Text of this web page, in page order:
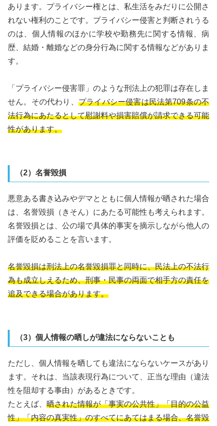
あります。プライバシー権とは、私生活をみだりに公開さ
れない権利のことです。プライバシー侵害と判断されうる
のは、個人情報のほかに学校や勤務先に関する情報、病
歴、結婚・離婚などの身分行為に関する情報などがありま
す。
「プライバシー侵害罪」のような刑法上の犯罪は存在しま
せん。その代わり、 プライバシー侵害は民法第709条の不
法行為にあたるとして慰謝料や損害賠償が請求できる可能
性があります。
（2）名誉毀損
悪意ある書き込みやデマとともに個人情報が晒された場合
は、名誉毀損（きそん）にあたる可能性も考えられます。
名誉毀損とは、公の場で具体的事実を摘示しながら他人の
評価を貶めることを言います。
名誉毀損は刑法上の名誉毀損罪と同時に、民法上の不法行
為も成立しえるため、刑事・民事の両面で相手方の責任を
追及できる場合があります。
（3）個人情報の晒しが違法にならないことも
ただし、個人情報を晒しても違法にならないケースがあり
ます。それは、当該表現行為について、正当な理由（違法
性を阻却する事由）があるときです。
たとえば、 晒された情報が「事実の公共性」「目的の公益
性」「内容の真実性」のすべてにあてはまる場合、名誉毀